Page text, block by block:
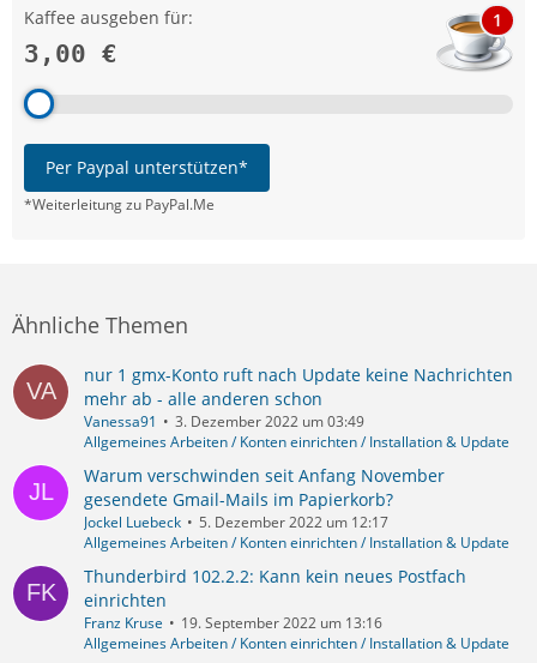
Kaffee ausgeben für:
3,00 €
1
Per Paypal unterstützen*
*Weiterleitung zu PayPal.Me
Ähnliche Themen
nur 1 gmx-Konto ruft nach Update keine Nachrichten
mehr ab - alle anderen schon
Vanessa91
3. Dezember 2022 um 03:49
Allgemeines Arbeiten / Konten einrichten / Installation & Update
Warum verschwinden seit Anfang November
gesendete Gmail-Mails im Papierkorb?
Jockel Luebeck
5. Dezember 2022 um 12:17
Allgemeines Arbeiten / Konten einrichten / Installation & Update
Thunderbird 102.2.2: Kann kein neues Postfach
einrichten
Franz Kruse
19. September 2022 um 13:16
Allgemeines Arbeiten / Konten einrichten / Installation & Update